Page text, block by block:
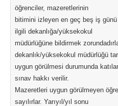
öğrenciler, mazeretlerinin
bitimini izleyen en geç beş iş günü
ilgili dekanlığa/yüksekokul
müdürlüğüne bildirmek
dekanlık/yüksekokul müdürlüğü
uygun görülmesi durumunda
sınav hakkı verilir.
Mazeretleri uygun görülmeyen
sayılırlar. Yarıyıl/yıl sonu